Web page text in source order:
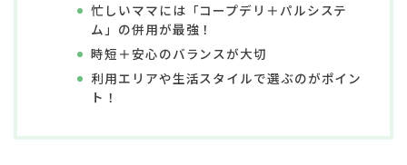
忙しいママには「コープデリ＋パルシステ
ム」の併用が最強！
時短＋安心のバランスが大切
利用エリアや生活スタイルで選ぶのがポイン
ト！